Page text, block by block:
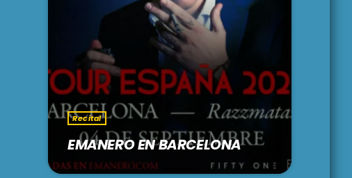
Recital
EMANERO EN BARCELONA